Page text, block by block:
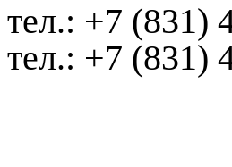
тел.: +7 (831)
тел.: +7 (831)